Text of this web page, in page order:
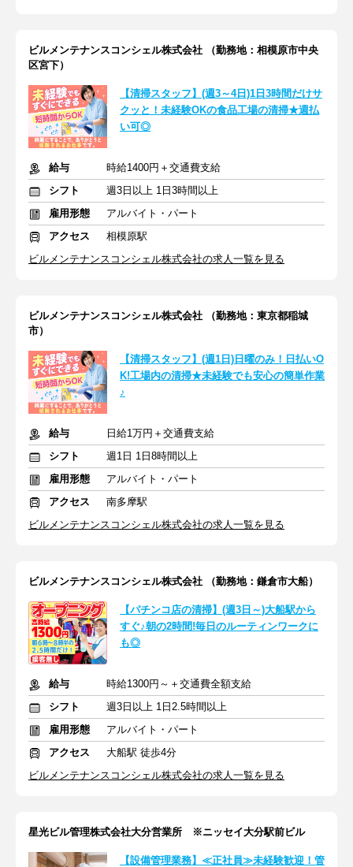
ビルメンテナンスコンシェル株式会社 （勤務地：相模原市中央
区宮下）
【清掃スタッフ】(週3～4日)1日3時間だけサ
クッと！未経験OKの食品工場の清掃★週払
い可◎
給与
時給1400円＋交通費支給
シフト
週3日以上 1日3時間以上
雇用形態
アルバイト・パート
アクセス
相模原駅
ビルメンテナンスコンシェル株式会社の求人一覧を見る
ビルメンテナンスコンシェル株式会社 （勤務地：東京都稲城
市）
【清掃スタッフ】(週1日)日曜のみ！日払いO
K!工場内の清掃★未経験でも安心の簡単作業
♪
給与
日給1万円＋交通費支給
シフト
週1日 1日8時間以上
雇用形態
アルバイト・パート
アクセス
南多摩駅
ビルメンテナンスコンシェル株式会社の求人一覧を見る
ビルメンテナンスコンシェル株式会社 （勤務地：鎌倉市大船）
【パチンコ店の清掃】(週3日～)大船駅から
すぐ♪朝の2時間!毎日のルーティンワークに
も◎
給与
時給1300円～＋交通費全額支給
シフト
週3日以上 1日2.5時間以上
雇用形態
アルバイト・パート
アクセス
大船駅 徒歩4分
ビルメンテナンスコンシェル株式会社の求人一覧を見る
星光ビル管理株式会社大分営業所 ※ニッセイ大分駅前ビル
【設備管理業務】≪正社員≫未経験歓迎！管